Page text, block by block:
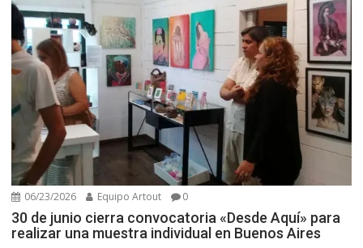
06/23/2026 Equipo Artout 0
30 de junio cierra convocatoria «Desde Aquí» para
realizar una muestra individual en Buenos Aires